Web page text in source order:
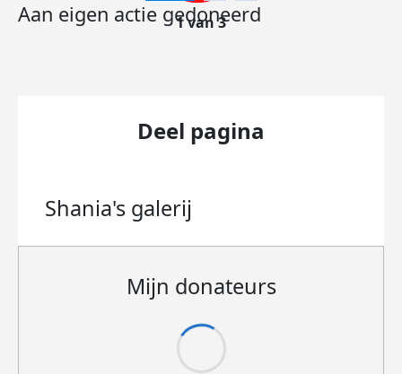
Aan eigen actie gedoneerd
1 van 3
Deel pagina
Shania's galerij
Mijn donateurs